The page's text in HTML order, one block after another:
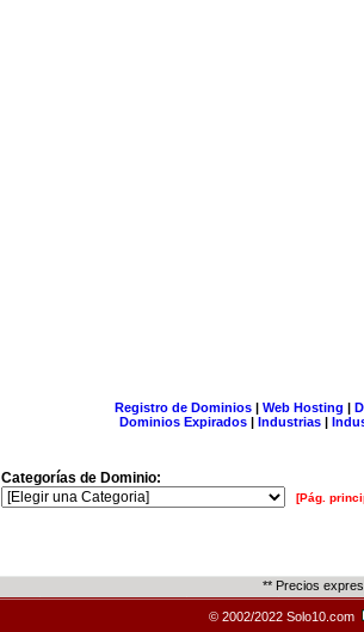
Registro de Dominios| Web Hosting |
Dominios Expirados | Industrias |
Categorías de Dominio:
[Pág.
** Precios
© 2002/2022 Solo10.com